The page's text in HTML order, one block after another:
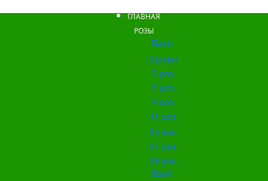
ГЛАВНАЯ
РОЗЫ
Back
3 розы
5 роз
7 роз
9 роз
11 роз
15 роз
17 роз
19 роз
Back